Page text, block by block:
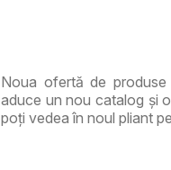
Noua ofertă de
aduce un nou catalog și
poți vedea în noul pliant